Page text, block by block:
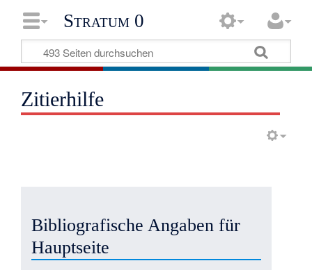
Stratum 0
Zitierhilfe
Bibliografische Angaben für
Hauptseite